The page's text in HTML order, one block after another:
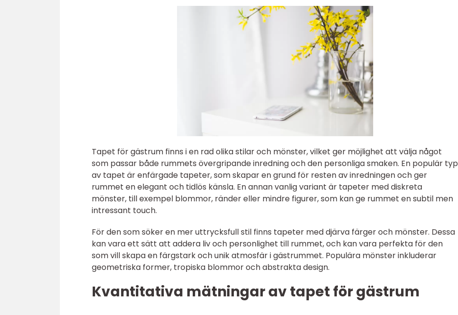
Tapet för gästrum finns i en rad olika stilar och mönster, vilket ger möjlighet att välja något
som passar både rummets övergripande inredning och den personliga smaken. En populär typ
av tapet är enfärgade tapeter, som skapar en grund för resten av inredningen och ger
rummet en elegant och tidlös känsla. En annan vanlig variant är tapeter med diskreta
mönster, till exempel blommor, ränder eller mindre figurer, som kan ge rummet en subtil men
intressant touch.
För den som söker en mer uttrycksfull stil finns tapeter med djärva färger och mönster. Dessa
kan vara ett sätt att addera liv och personlighet till rummet, och kan vara perfekta för den
som vill skapa en färgstark och unik atmosfär i gästrummet. Populära mönster inkluderar
geometriska former, tropiska blommor och abstrakta design.
Kvantitativa mätningar av tapet för gästrum